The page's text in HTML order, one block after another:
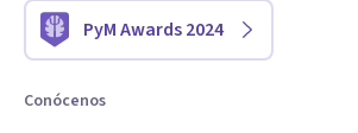
PyM Awards 2024
Conócenos